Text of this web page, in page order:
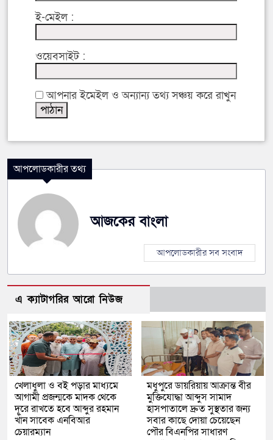
ই-মেইল :
ওয়েবসাইট :
আপনার ইমেইল ও অন্যান্য তথ্য সঞ্চয় করে রাখুন
আপলোডকারীর তথ্য
আজকের বাংলা
আপলোডকারীর সব সংবাদ
এ ক্যাটাগরির আরো নিউজ
খেলাধুলা ও বই পড়ার মাধ্যমে
আগামী প্রজন্মকে মাদক থেকে
দূরে রাখতে হবে আব্দুর রহমান
খাঁন সাবেক এনবিআর
চেয়ারম্যান
মধুপুরে ডায়রিয়ায় আক্রান্ত বীর
মুক্তিযোদ্ধা আব্দুস সামাদ
হাসপাতালে দ্রুত সুস্থতার জন্য
সবার কাছে দোয়া চেয়েছেন
পৌর বিএনপির সাধারণ